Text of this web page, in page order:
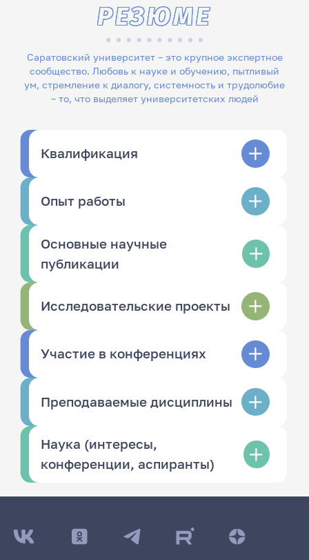
Саратовский университет – это крупное экспертное
сообщество. Любовь к науке и обучению, пытливый
ум, стремление к диалогу, системность и трудолюбие
– то, что выделяет университетских людей
РЕЗЮМЕ
Квалификация
Опыт работы
Основные научные
публикации
Исследовательские проекты
Участие в конференциях
Преподаваемые дисциплины
Наука (интересы,
конференции, аспиранты)